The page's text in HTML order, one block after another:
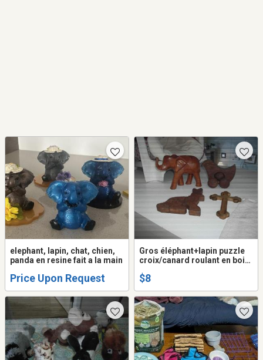
elephant, lapin, chat, chien,
panda en resine fait a la main
Price Upon Request
Gros éléphant+lapin puzzle
croix/canard roulant en bois
$8